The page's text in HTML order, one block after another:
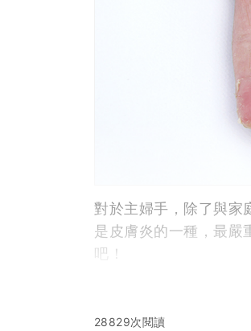
對於主婦手，除了與家
是皮膚炎的一種，最嚴
吧！
28829次閱讀